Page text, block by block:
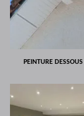
PEINTURE